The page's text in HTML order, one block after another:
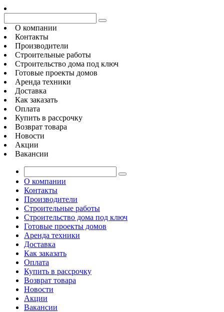
О компании
Контакты
Производители
Строительные работы
Строительство дома под ключ
Готовые проекты домов
Аренда техники
Доставка
Как заказать
Оплата
Купить в рассрочку
Возврат товара
Новости
Акции
Вакансии
О компании
Контакты
Производители
Строительные работы
Строительство дома под ключ
Готовые проекты домов
Аренда техники
Доставка
Как заказать
Оплата
Купить в рассрочку
Возврат товара
Новости
Акции
Вакансии